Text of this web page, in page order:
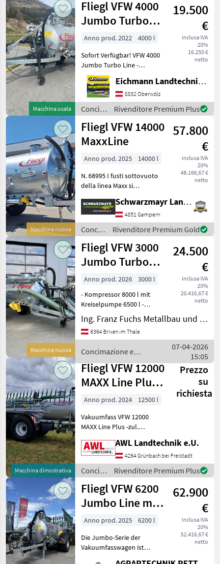
**Modell:** [Modellname] -
**Baujahr
irrigazione
/ Fliegl
Macchina usata
Fliegl VFW 4000
Jumbo Turbo
Line -
Vakuumfass
19.500
€
inclusa IVA
20%
16.250 €
netto
Anno prod. 2022
4000 l
Sofort Verfügbar! VFW 4000
Jumbo Turbo Line -
Vakuumfass Wie vom
Kunden, in gutem Zustand.
Ausstattung & Details: - 1-
Achs Fahrgestell - 25km/h
Ausführung
Eichmann Landtechnik GmbH
8832 Oberwölz
Concimazione
e
irrigazione
/ Fliegl
Rivenditore Premium Plus
Macchina nuova
Fliegl VFW 14000
MaxxLine
57.800
€
inclusa IVA
20%
48.166,67 €
netto
Anno prod. 2025
14000 l
N. 68995 I fusti sottovuoto
della linea Maxx si
solida struttura.
Particolarmente pratiche
sono le flange cieche da 8" ,
che consenton
Schwarzmayr Landtechnik GmbH - Gampern
4851 Gampern
Concimazione
e
irrigazione
/ Fliegl
Rivenditore Premium Gold
Macchina nuova
Fliegl VFW 3000
Jumbo Turbo
Line
24.500
€
inclusa IVA
20%
20.416,67 €
netto
Anno prod. 2026
3000 l
- Kompressor 8000 l mit
Kreiselpumpe 6500 l -
verstellb. Zugdeichsel
Untenanhängung - 25 km/h
Ausführung - hydraulische
Lastanpassungsventil
Ing. Franz Fuchs Metallbau und Landtechnik GmbH & CoKG
6364 Brixen im Thale
Concimazione e
irrigazione / Fliegl
07-04-2026
15:05
Macchina dimostrativa
Fliegl VFW 12000
MAXX Line Plus +
SKATE 2.0 150
Prezzo
su
richiesta
Anno prod. 2024
12500 l
Vakuumfass VFW 12000
MAXX Line Plus -zul.
Zugdeichsel mit
Untenanhängung -K 80
Kugelzugöse -
Faßkippzylinder mit
Fallstützfuß und Deichself
AWL Landtechnik e.U.
4264 Grünbach bei Freistadt
Concimazione
e
irrigazione
/ Fliegl
Rivenditore Premium Plus
Fliegl VFW 6200
Jumbo Line mit
Skate 90
62.900
€
inclusa IVA
20%
52.416,67 €
netto
Anno prod. 2025
6200 l
Die Jumbo-Serie der
Vakuumfasswagen ist